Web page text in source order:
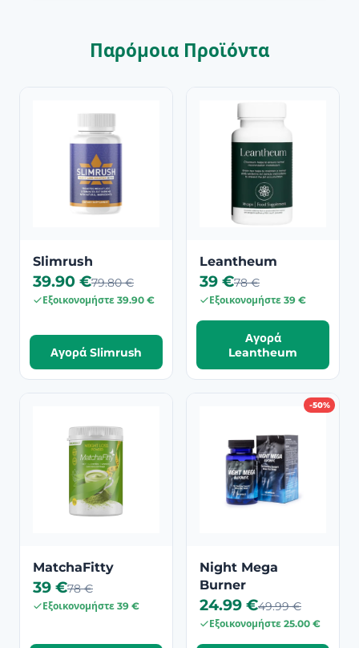
Παρόμοια Προϊόντα
Slimrush
39.90 €79.80 €
Εξοικονομήστε 39.90 €
Αγορά Slimrush
Leantheum
39 €78 €
Εξοικονομήστε 39 €
Αγορά
Leantheum
MatchaFitty
39 €78 €
Εξοικονομήστε 39 €
-50%
Night Mega
Burner
24.99 €49.99 €
Εξοικονομήστε 25.00 €